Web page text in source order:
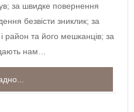
за швидке повернення
безвісти зниклик; за
район та його мешканців; за
нам…